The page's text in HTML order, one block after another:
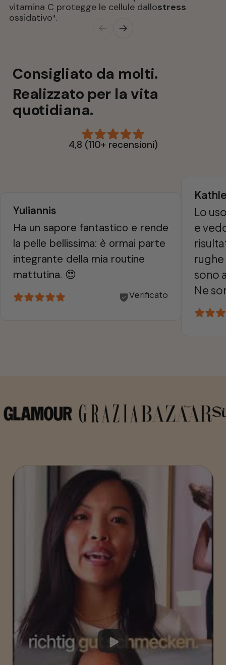
vitamina C protegge le cellule dallostress
ossidativo⁴.
Consigliato da molti.
Realizzato per la vita
quotidiana.
4,8 (110+ recensioni)
Yuliannis
Ha un sapore fantastico e rende
la pelle bellissima: è ormai parte
integrante della mia routine
mattutina. 😍
Verificato
Lo
e
sono
Ne